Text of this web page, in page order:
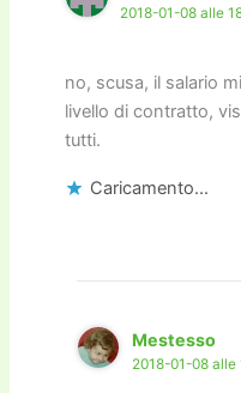
2018-01-08 alle
no, scusa, il salario
livello di contratto,
tutti.
Caricamento...
Mestesso
2018-01-08 alle